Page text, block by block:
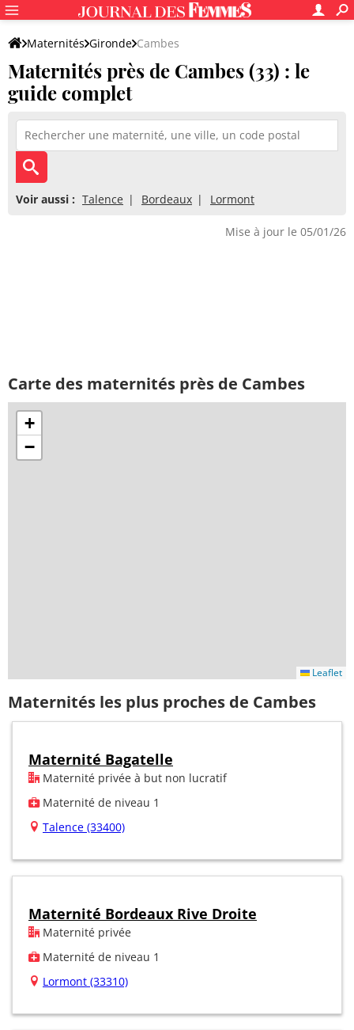
Maternités Gironde Cambes
Maternités près de Cambes (33) : le
guide complet
Voir aussi : Talence Bordeaux Lormont
Mise à jour le 05/01/26
Carte des maternités près de Cambes
+
−
Leaflet
Maternités les plus proches de Cambes
Maternité Bagatelle
Maternité privée à but non lucratif
Maternité de niveau 1
Talence (33400)
Maternité Bordeaux Rive Droite
Maternité privée
Maternité de niveau 1
Lormont (33310)